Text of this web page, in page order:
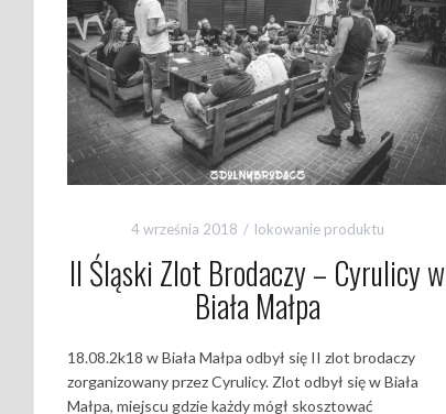
4 września 2018 lokowanie produktu
II Śląski Zlot Brodaczy – Cyrulicy w
Biała Małpa
18.08.2k18 w Biała Małpa odbył się II zlot brodaczy
zorganizowany przez Cyrulicy. Zlot odbył się w Biała
Małpa, miejscu gdzie każdy mógł skosztować